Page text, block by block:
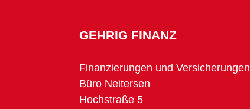
GEHRIG FINANZ
Finanzierungen und Versicherungen
Büro Neitersen
Hochstraße 5